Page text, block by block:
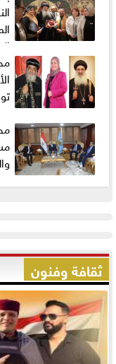
ثقافة وفنون